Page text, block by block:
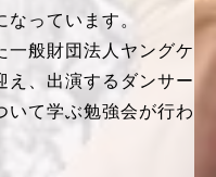
っています。
一般財団法人ヤングケ
え、出演するダンサー
いて学ぶ勉強会が行わ